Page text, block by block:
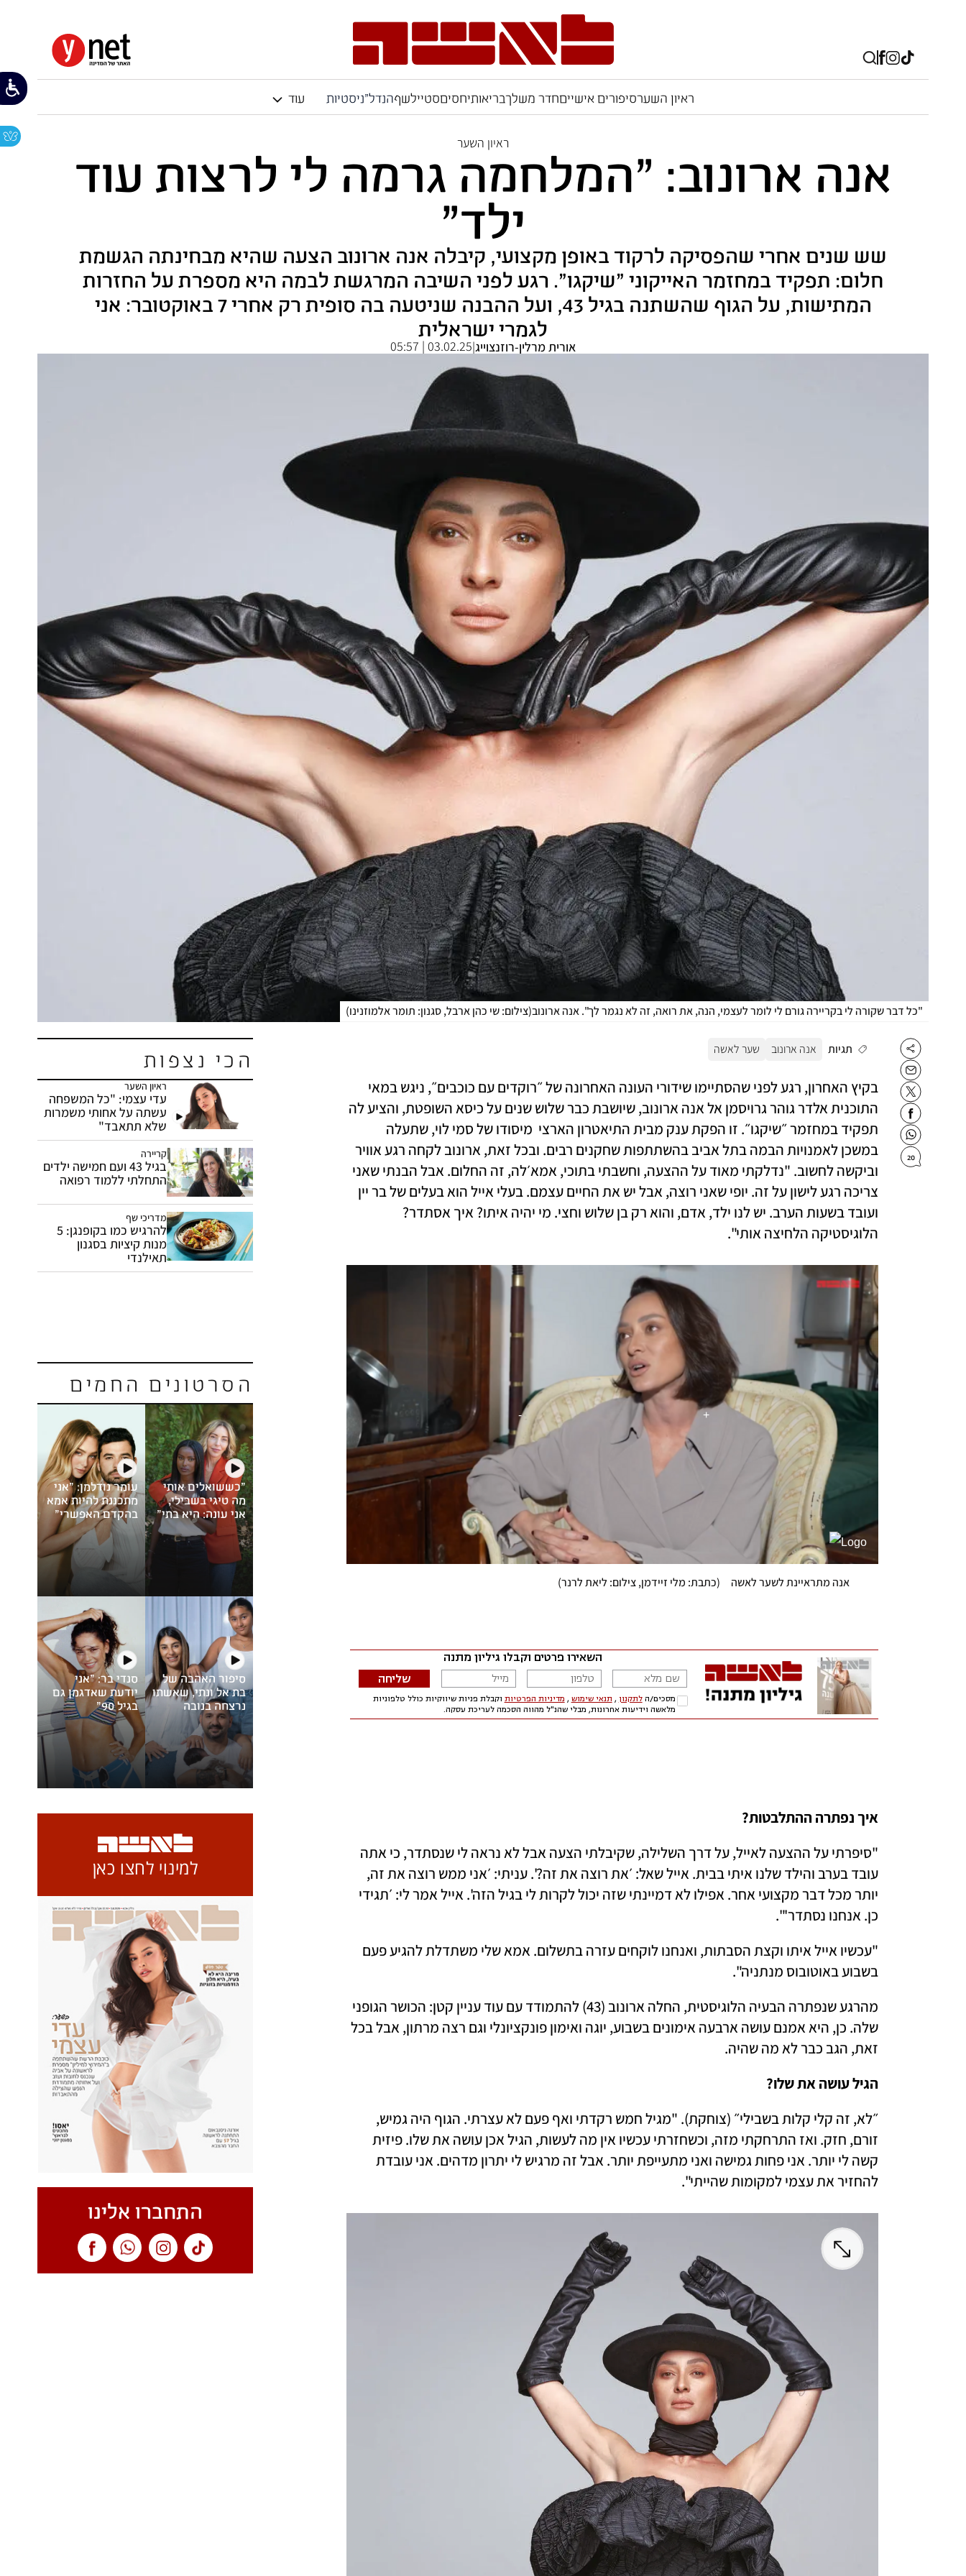
ראיון השערסיפורים אישייםחדר משלךבריאותיחסיםסטיילשףהנדל"ניסטיות עוד
"כל דבר שקורה לי בקריירה גורם לי לומר לעצמי, הנה, את רואה, זה לא נגמר לך". אנה ארונוב(צילום: שי כהן ארבל, סגנון: תומר אלמוזנינו)
ראיון השער
אנה ארונוב: "המלחמה גרמה לי לרצות עוד
ילד"
שש שנים אחרי שהפסיקה לרקוד באופן מקצועי, קיבלה אנה ארונוב הצעה שהיא מבחינתה הגשמת
חלום: תפקיד במחזמר האייקוני "שיקגו". רגע לפני השיבה המרגשת לבמה היא מספרת על החזרות
המתישות, על הגוף שהשתנה בגיל 43, ועל ההבנה שניטעה בה סופית רק אחרי 7 באוקטובר: אני
לגמרי ישראלית
אורית מרלין-רוזנצוייג|
03.02.25 | 05:57
הכי נצפות
ראיון השער
עדי עצמי: "כל המשפחה
עשתה על אחותי משמרות
שלא תתאבד"
קריירה
בגיל 43 ועם חמישה ילדים
התחלתי ללמוד רפואה
מדריכי שף
להרגיש כמו בקופנגן: 5
מנות קיציות בסגנון
תאילנדי
20
הסרטונים החמים
"כששואלים אותי
מה טיגי בשבילי,
אני עונה: היא בתי"
עומר נודלמן: "אני
מתכננת להיות אמא
בהקדם האפשרי"
סיפור האהבה של
בת אל ונתי, שאשתו
נרצחה בנובה
סנדי בר: "אני
יודעת שאדגמן גם
בגיל 90"
תגיות אנה ארונוב שער לאשה
הלוגיסטיקה הלחיצה אותי".
אנה מתראיינת לשער לאשה (כתבת: מלי זיידמן, צילום: ליאת לרנר)
איך נפתרה ההתלבטות?
כן. אנחנו נסתדר'".
בשבוע באוטובוס מנתניה".
זאת, הגב כבר לא מה שהיה.
הגיל עושה את שלו?
להחזיר את עצמי למקומות שהייתי".